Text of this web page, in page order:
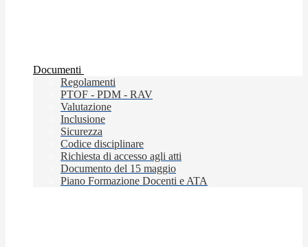
Documenti
Regolamenti
PTOF - PDM - RAV
Valutazione
Inclusione
Sicurezza
Codice disciplinare
Richiesta di accesso agli atti
Documento del 15 maggio
Piano Formazione Docenti e ATA